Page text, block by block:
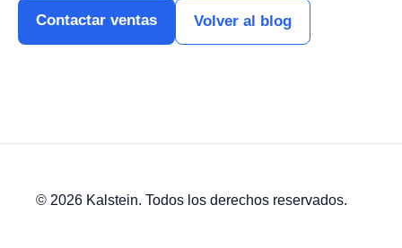
Contactar ventas Volver al blog
© 2026 Kalstein. Todos los derechos reservados.